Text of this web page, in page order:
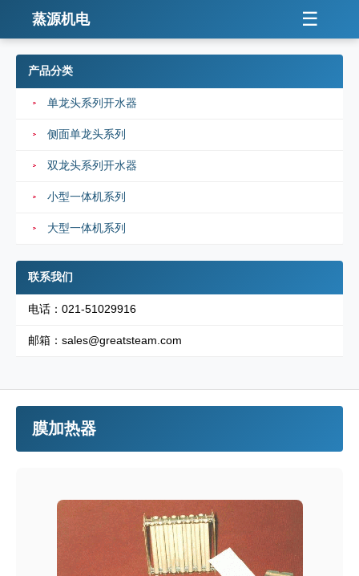
蒸源机电 ☰
产品分类
单龙头系列开水器
侧面单龙头系列
双龙头系列开水器
小型一体机系列
大型一体机系列
联系我们
电话：021-51029916
邮箱：sales@greatsteam.com
膜加热器